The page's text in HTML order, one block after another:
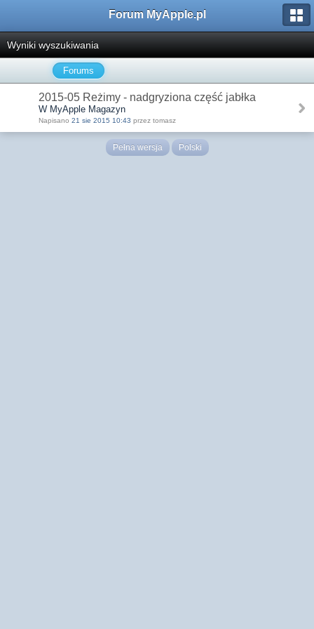
Forum MyApple.pl
Wyniki wyszukiwania
Forums
2015-05 Reżimy - nadgryziona część jabłka
W MyApple Magazyn
Napisano 21 sie 2015 10:43 przez tomasz
Pełna wersja Polski